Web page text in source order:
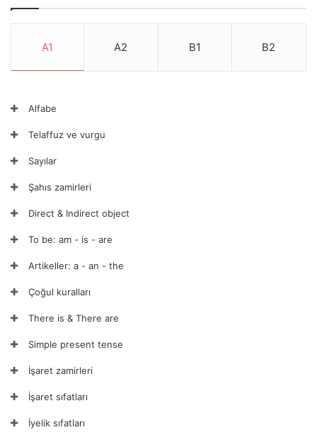
A1 A2 B1 B2
Alfabe
Telaffuz ve vurgu
Sayılar
Şahıs zamirleri
Direct & Indirect object
To be: am - is - are
Artikeller: a - an - the
Çoğul kuralları
There is & There are
Simple present tense
İşaret zamirleri
İşaret sıfatları
İyelik sıfatları